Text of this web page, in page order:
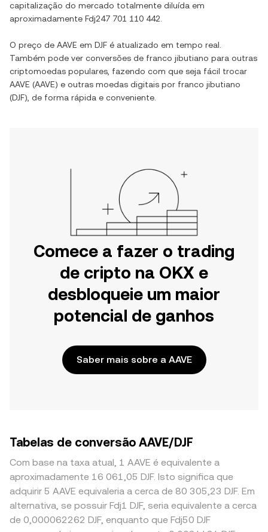
capitalização do mercado totalmente diluída em
aproximadamente Fdj247 701 110 442
O preço de AAVE em DJF é atualizado em tempo real.
Também pode ver conversões de franco jibutiano para outras
criptomoedas populares, fazendo com que seja fácil trocar
AAVE (AAVE) e outras moedas digitais por franco jibutiano
(DJF), de forma rápida e conveniente.
Comece a fazer o trading
de cripto na OKX e
desbloqueie um maior
potencial de ganhos
Saber mais sobre a AAVE
Tabelas de conversão AAVE/DJF
Com base na taxa atual, 1 AAVE é equivalente a
aproximadamente 16 061,05 DJF. Isto significa que
adquirir 5 AAVE equivaleria a cerca de 80 305,23 DJF. Em
alternativa, se possuir Fdj1 DJF, seria equivalente a cerca
de 0,000062262 DJF, enquanto que Fdj50 DJF